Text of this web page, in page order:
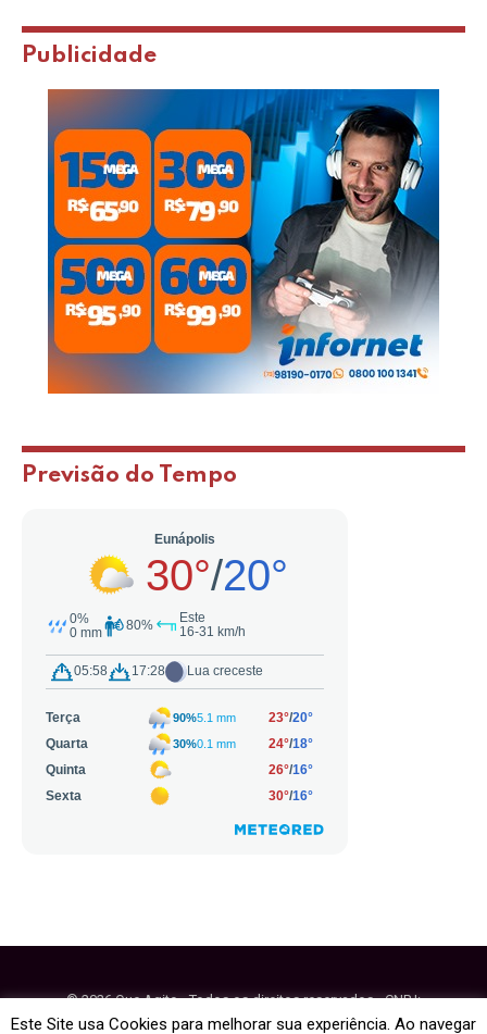
Publicidade
Previsão do Tempo
© 2026 Que Agito - Todos os direitos reservados - CNPJ:
64.884.270/0001-95
Este Site usa Cookies para melhorar sua experiência. Ao navegar